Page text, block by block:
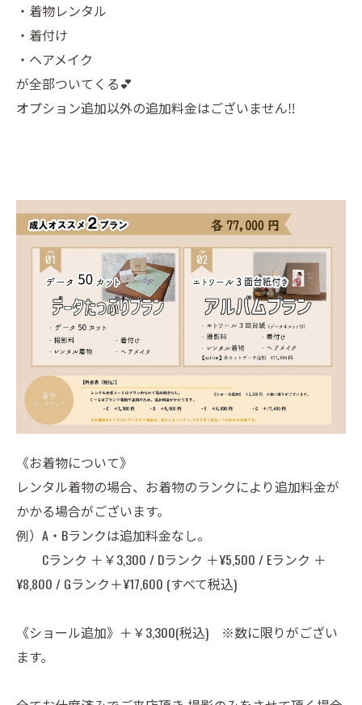
・着物レンタル
・着付け
・ヘアメイク
が全部ついてくる💕
オプション追加以外の追加料金はございません‼️
《お着物について》
レンタル着物の場合、お着物のランクにより追加料金が
かかる場合がございます。
例）A・Bランクは追加料金なし。
Cランク ＋￥3,300 / Dランク ＋¥5,500 / Eランク ＋
¥8,800 / Gランク＋¥17,600 (すべて税込)
《ショール追加》＋￥3,300(税込) ※数に限りがござい
ます。